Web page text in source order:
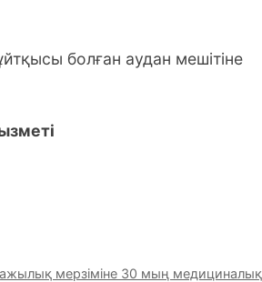
болған аудан мешітіне
мерзіміне 30 мың медициналық